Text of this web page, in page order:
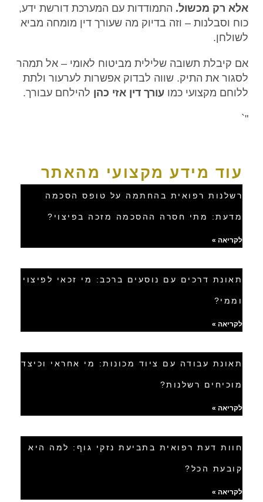
אלא רק מכשול. התמודדות עם המערכת דורשת ידע,
כוח וסבלנות – וזה בדיוק מה שעורך דין מומחה מביא
לשולחן.
אם קיבלת תשובה שלילית מביטוח לאומי – אל תמהר
לסגור את התיק. שווה לבדוק אפשרות לערעור ולתת
ללוחם מקצועי כמו עורך דין אזי כהן להילחם עבורך.
"`
עוד מידע מקצועי מהאתר
רשלנות רפואית בהחתמה על טופס הסכמה
מדעת: מתי חסרה ההסכמה מזכה בפיצוי?
לקריאה »
תאונת דרכים עם נוסעים ברכב: מי זכאי לפיצוי
וממי?
לקריאה »
תאונת עבודה עם ציוד מכונות: מי אחראי וכיצד
מוכיחים רשלנות?
לקריאה »
חוות דעת רפואית בתביעת נזקי גוף: למה היא
קובעת הכל?
לקריאה »